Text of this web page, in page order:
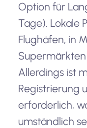
Option für
Tage). Lokale
Flughäfen, in
Allerdings ist
Registrierung
erforderlich,
umständlich